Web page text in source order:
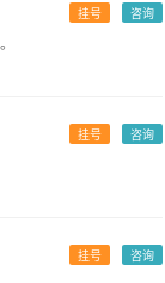
咨询
挂号
咨询
挂号
咨询
挂号